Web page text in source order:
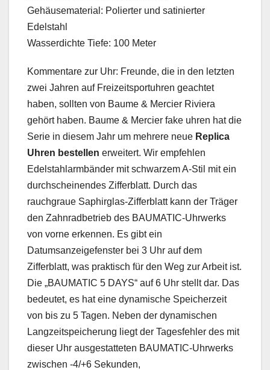
Gehäusematerial: Polierter und satinierter
Edelstahl
Wasserdichte Tiefe: 100 Meter
Kommentare zur Uhr: Freunde, die in den letzten
zwei Jahren auf Freizeitsportuhren geachtet
haben, sollten von Baume & Mercier Riviera
gehört haben. Baume & Mercier fake uhren hat die
Serie in diesem Jahr um mehrere neue Replica
Uhren bestellen erweitert. Wir empfehlen
Edelstahlarmbänder mit schwarzem A-Stil mit ein
durchscheinendes Zifferblatt. Durch das
rauchgraue Saphirglas-Zifferblatt kann der Träger
den Zahnradbetrieb des BAUMATIC-Uhrwerks
von vorne erkennen. Es gibt ein
Datumsanzeigefenster bei 3 Uhr auf dem
Zifferblatt, was praktisch für den Weg zur Arbeit ist.
Die „BAUMATIC 5 DAYS“ auf 6 Uhr stellt dar. Das
bedeutet, es hat eine dynamische Speicherzeit
von bis zu 5 Tagen. Neben der dynamischen
Langzeitspeicherung liegt der Tagesfehler des mit
dieser Uhr ausgestatteten BAUMATIC-Uhrwerks
zwischen -4/+6 Sekunden,